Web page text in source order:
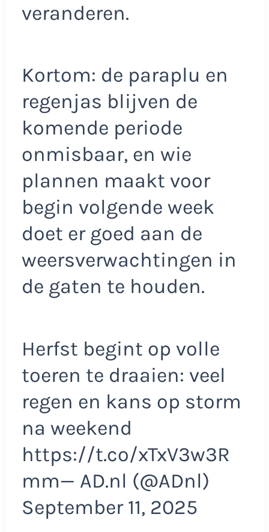
veranderen.
Kortom: de paraplu en
regenjas blijven de
komende periode
onmisbaar, en wie
plannen maakt voor
begin volgende week
doet er goed aan de
weersverwachtingen in
de gaten te houden.
Herfst begint op volle
toeren te draaien: veel
regen en kans op storm
na weekend
https://t.co/xTxV3w3R
mm— AD.nl (@ADnl)
September 11, 2025